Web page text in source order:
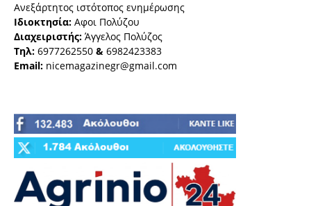
Ανεξάρτητος ιστότοπος ενημέρωσης
Ιδιοκτησία: Αφοι Πολύζου
Διαχειριστής: Άγγελος Πολύζος
Τηλ: 6977262550 & 6982423383
Email: nicemagazinegr@gmail.com